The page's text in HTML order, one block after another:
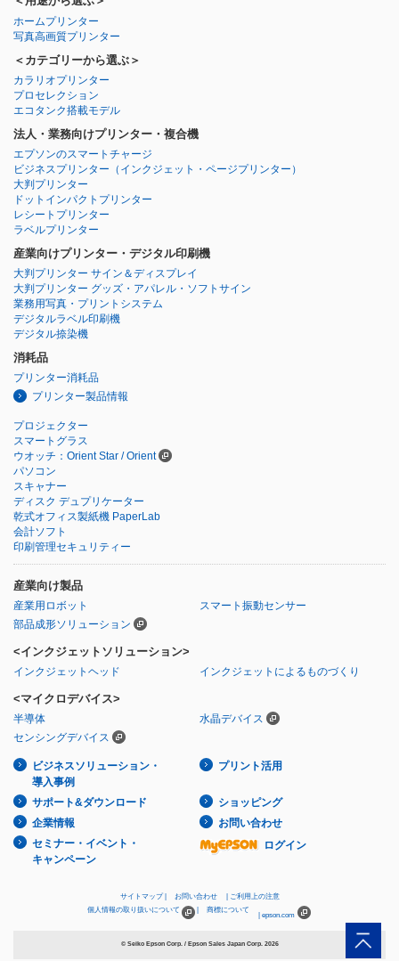
ホームプリンター
写真高画質プリンター
＜カテゴリーから選ぶ＞
カラリオプリンター
プロセレクション
エコタンク搭載モデル
法人・業務向けプリンター・複合機
エプソンのスマートチャージ
ビジネスプリンター （インクジェット・ページプリンター）
大判プリンター
ドットインパクトプリンター
レシートプリンター
ラベルプリンター
産業向けプリンター・デジタル印刷機
大判プリンター サイン＆ディスプレイ
大判プリンター グッズ・アパレル・ソフトサイン
業務用写真・プリントシステム
デジタルラベル印刷機
デジタル捺染機
消耗品
プリンター消耗品
プリンター製品情報
プロジェクター
スマートグラス
ウオッチ：Orient Star / Orient
パソコン
スキャナー
ディスク デュプリケーター
乾式オフィス製紙機 PaperLab
会計ソフト
印刷管理セキュリティー
産業向け製品
産業用ロボット
スマート振動センサー
部品成形ソリューション
<インクジェットソリューション>
インクジェットヘッド インクジェットによるものづくり
<マイクロデバイス>
半導体
水晶デバイス
センシングデバイス
ビジネスソリューション・
導入事例
プリント活用
サポート&ダウンロード
ショッピング
企業情報
お問い合わせ
セミナー・イベント・
キャンペーン
ログイン
サイトマップ お問い合わせ
ご利用上の注意
個人情報の取り扱いについて
商標について
epson.com
© Seiko Epson Corp. / Epson Sales Japan Corp. 2026